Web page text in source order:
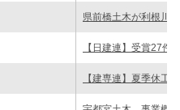
県前橋土木が利根川
【日建連】受賞27件
【建専連】夏季休工